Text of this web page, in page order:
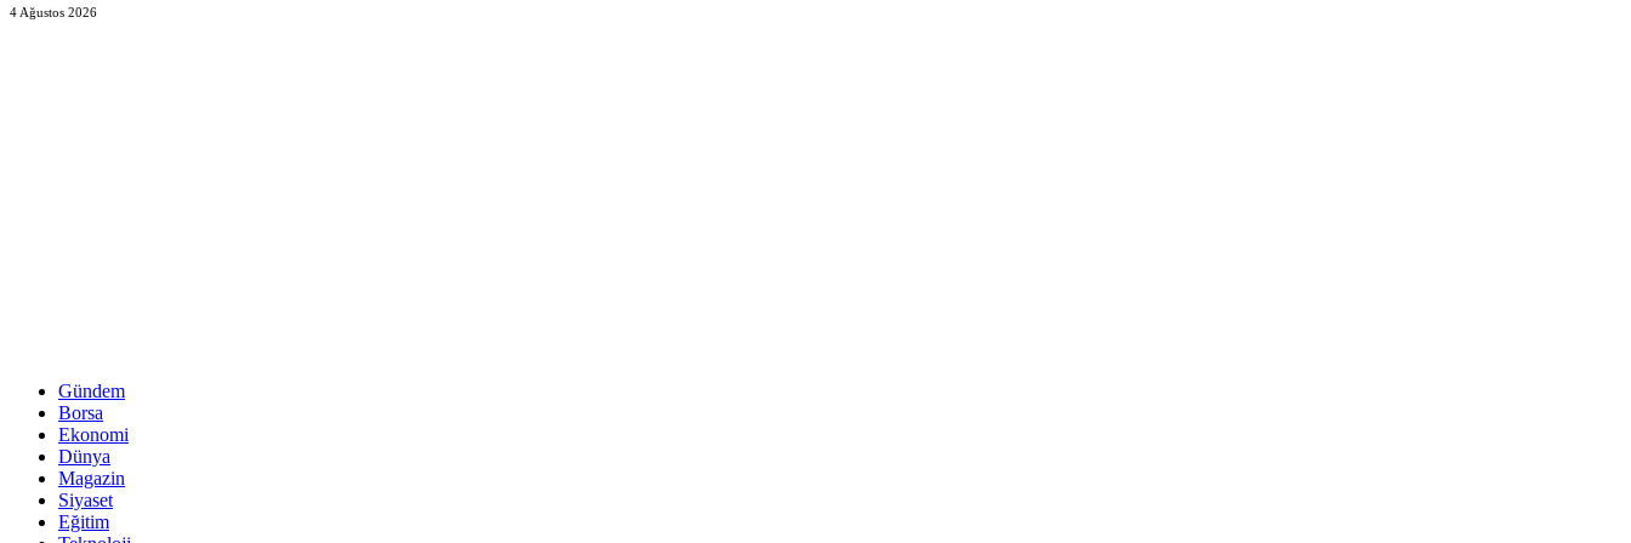
4 Ağustos 2026
Gündem
Borsa
Ekonomi
Dünya
Magazin
Siyaset
Eğitim